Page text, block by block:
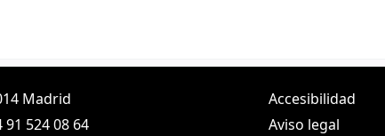
Madrid
524 08 64
Accesibilidad
Aviso legal